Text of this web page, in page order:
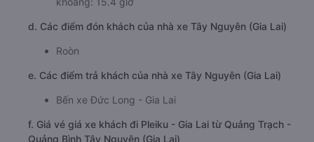
Giờ đến nơi ở Pleiku - Gia Lai: 05:24
Thời gian chạy từ Quảng Trạch - Quảng Bình đi
khoảng: 15.4 giờ
d. Các điểm đón khách của nhà xe Tây Nguyên (Gia Lai)
Roòn
e. Các điểm trả khách của nhà xe Tây Nguyên (Gia Lai)